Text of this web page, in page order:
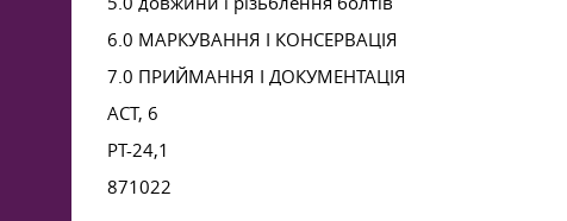
6.0 МАРКУВАННЯ І КОНСЕРВАЦІЯ
7.0 ПРИЙМАННЯ І ДОКУМЕНТАЦІЯ
АСТ, 6
PT-24,1
871022